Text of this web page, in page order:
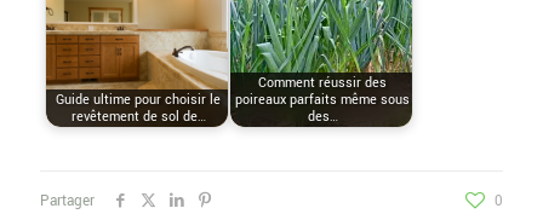
Guide ultime pour choisir le
revêtement de sol de…
Comment réussir des
poireaux parfaits même sous
des…
Partager 0